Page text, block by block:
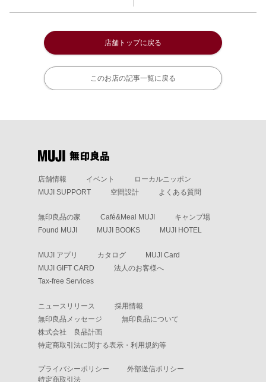
店舗トップに戻る
このお店の記事一覧に戻る
店舗情報 イベント
ローカルニッポン
MUJI SUPPORT
空間設計 よくある質問
無印良品の家 Café&Meal MUJI
キャンプ場
Found MUJI
MUJI BOOKS MUJI HOTEL
MUJI アプリ カタログ
MUJI Card
MUJI GIFT CARD
法人のお客様へ
Tax-free Services
ニュースリリース
採用情報
無印良品メッセージ
無印良品について
株式会社 良品計画
特定商取引法に関する表示・利用規約等
プライバシーポリシー
外部送信ポリシー
特定商取引法